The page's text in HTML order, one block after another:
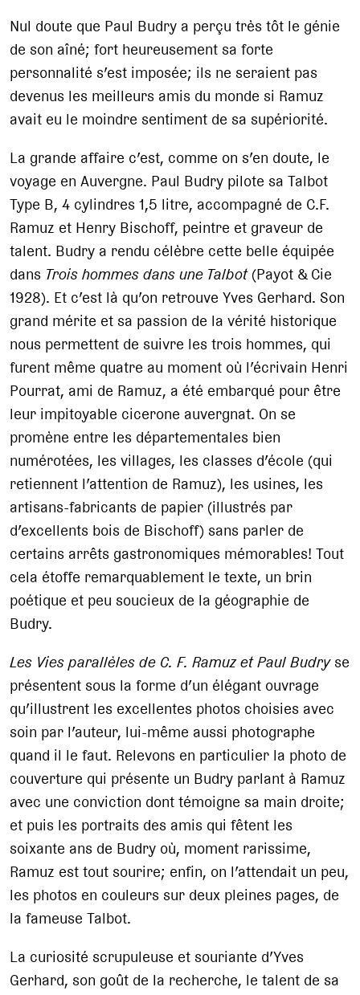
Nul doute que Paul Budry a perçu très tôt le génie
de son aîné; fort heureusement sa forte
personnalité s’est imposée; ils ne seraient pas
devenus les meilleurs amis du monde si Ramuz
avait eu le moindre sentiment de sa supériorité.
La grande affaire c’est, comme on s’en doute, le
voyage en Auvergne. Paul Budry pilote sa Talbot
Type B, 4 cylindres 1,5 litre, accompagné de C.F.
Ramuz et Henry Bischoff, peintre et graveur de
talent. Budry a rendu célèbre cette belle équipée
dans Trois hommes dans une Talbot(Payot & Cie
1928). Et c’est là qu’on retrouve Yves Gerhard. Son
grand mérite et sa passion de la vérité historique
nous permettent de suivre les trois hommes, qui
furent même quatre au moment où l’écrivain Henri
Pourrat, ami de Ramuz, a été embarqué pour être
leur impitoyable cicerone auvergnat. On se
promène entre les départementales bien
numérotées, les villages, les classes d’école (qui
retiennent l’attention de Ramuz), les usines, les
artisans-fabricants de papier (illustrés par
d’excellents bois de Bischoff) sans parler de
certains arrêts gastronomiques mémorables! Tout
cela étoffe remarquablement le texte, un brin
poétique et peu soucieux de la géographie de
Budry.
Les Vies parallèles de C. F. Ramuz et Paul Budryse
présentent sous la forme d’un élégant ouvrage
qu’illustrent les excellentes photos choisies avec
soin par l’auteur, lui-même aussi photographe
quand il le faut. Relevons en particulier la photo de
couverture qui présente un Budry parlant à Ramuz
avec une conviction dont témoigne sa main droite;
et puis les portraits des amis qui fêtent les
soixante ans de Budry où, moment rarissime,
Ramuz est tout sourire; enfin, on l’attendait un peu,
les photos en couleurs sur deux pleines pages, de
la fameuse Talbot.
La curiosité scrupuleuse et souriante d’Yves
Gerhard, son goût de la recherche, le talent de sa